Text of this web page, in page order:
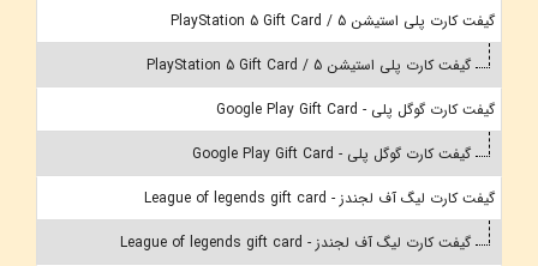
گیفت کارت پلی استیشن 5 / PlayStation 5 Gift Card
گیفت کارت پلی استیشن 5 / PlayStation 5 Gift Card
گیفت کارت گوگل پلی - Google Play Gift Card
گیفت کارت گوگل پلی - Google Play Gift Card
گیفت کارت لیگ آف لجندز - League of legends gift card
گیفت کارت لیگ آف لجندز - League of legends gift card